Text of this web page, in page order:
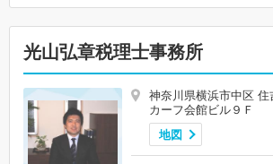
光山弘章税理士事務所
神奈川県横浜市中区 住
カーフ会館ビル９Ｆ
地図